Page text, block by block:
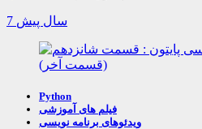
7 سال پیش
Python
فیلم های آموزشی
ویدئوهای برنامه نویسی